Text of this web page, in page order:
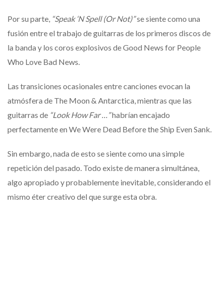
Por su parte, “Speak ‘N Spell (Or Not)”se siente como una
fusión entre el trabajo de guitarras de los primeros discos de
la banda y los coros explosivos de Good News for People
Who Love Bad News.
Las transiciones ocasionales entre canciones evocan la
atmósfera de The Moon & Antarctica, mientras que las
guitarras de “Look How Far …”habrían encajado
perfectamente en We Were Dead Before the Ship Even Sank.
Sin embargo, nada de esto se siente como una simple
repetición del pasado. Todo existe de manera simultánea,
algo apropiado y probablemente inevitable, considerando el
mismo éter creativo del que surge esta obra.